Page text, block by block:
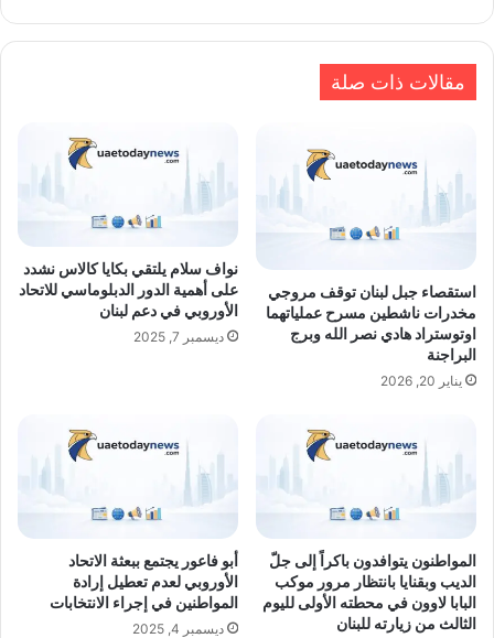
مقالات ذات صلة
استقصاء جبل لبنان توقف مروجي
مخدرات ناشطين مسرح عملياتهما
اوتوستراد هادي نصر الله وبرج
البراجنة
يناير 20, 2026
نواف سلام يلتقي بكايا كالاس نشدد
على أهمية الدور الدبلوماسي للاتحاد
الأوروبي في دعم لبنان
ديسمبر 7, 2025
المواطنون يتوافدون باكراً إلى جلّ
الديب وبقنايا بانتظار مرور موكب
البابا لاوون في محطته الأولى لليوم
الثالث من زيارته للبنان
أبو فاعور يجتمع ببعثة الاتحاد
الأوروبي لعدم تعطيل إرادة
المواطنين في إجراء الانتخابات
ديسمبر 4, 2025